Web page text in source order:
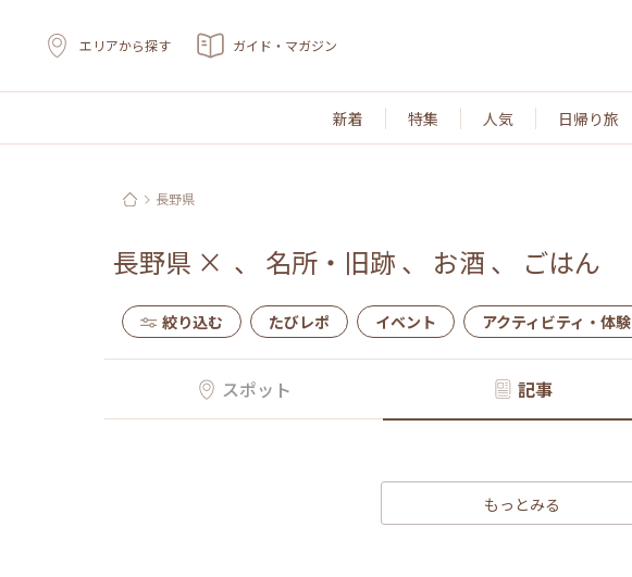
エリアから探す ガイド・マガジン
新着 特集 人気 日帰り旅
長野県
長野県 × 、 名所・旧跡 、 お酒 、 ごはん
絞り込む たびレポ イベント アクティビティ・体験
スポット 記事
もっとみる